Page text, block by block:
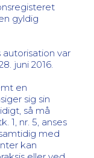
gyldig
autorisation var
juni 2016.
en
sig sin
så må
1, nr. 5, anses
med
kan